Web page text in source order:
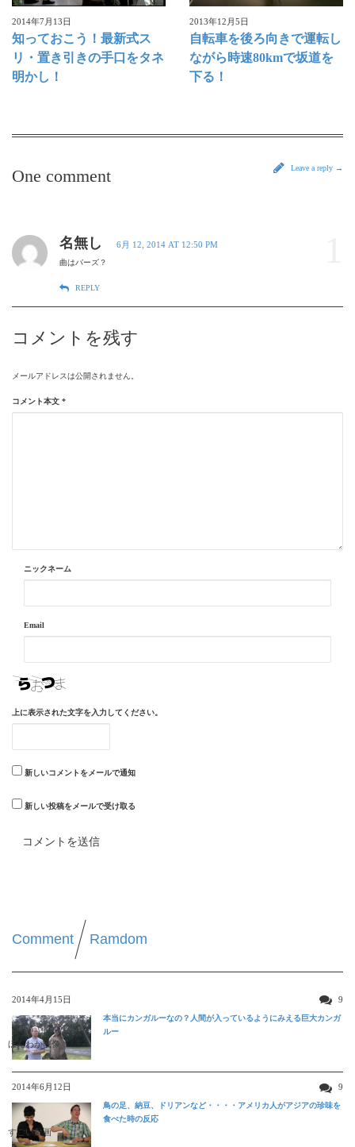
2014年7月13日
知っておこう！最新式ス
リ・置き引きの手口をタネ
明かし！
2013年12月5日
自転車を後ろ向きで運転し
ながら時速80kmで坂道を
下る！
One comment Leave a reply →
名無し 6月 12, 2014 AT 12:50 PM
曲はバーズ？
REPLY
コメントを残す
メールアドレスは公開されません。
コメント本文 *
ニックネーム
Email
上に表示された文字を入力してください。
新しいコメントをメールで通知
新しい投稿をメールで受け取る
Comment Ramdom
2014年4月15日 9
ほんわか映像
本当にカンガルーなの？人間が入っているようにみえる巨大カンガ
ルー
2014年6月12日 9
すごい動画
鳥の足、納豆、ドリアンなど・・・・アメリカ人がアジアの珍味を
食べた時の反応